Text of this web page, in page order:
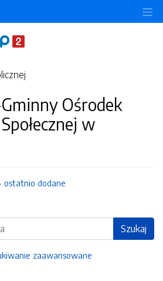
Ośrodek
w
ostatnio dodane
Szukaj
zaawansowane